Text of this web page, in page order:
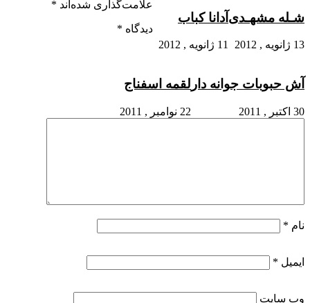
شـله مشهـدی
13 ژانویه , 2012
آدانا کباب
11 ژانویه , 2012
آش حبوبات جوانه دار
30 اکتبر , 2011
لقمه اسفناج
22 نوامبر , 2011
علامت‌گذاری شده‌اند *
دیدگاه *
نام *
ایمیل *
وب‌ سایت